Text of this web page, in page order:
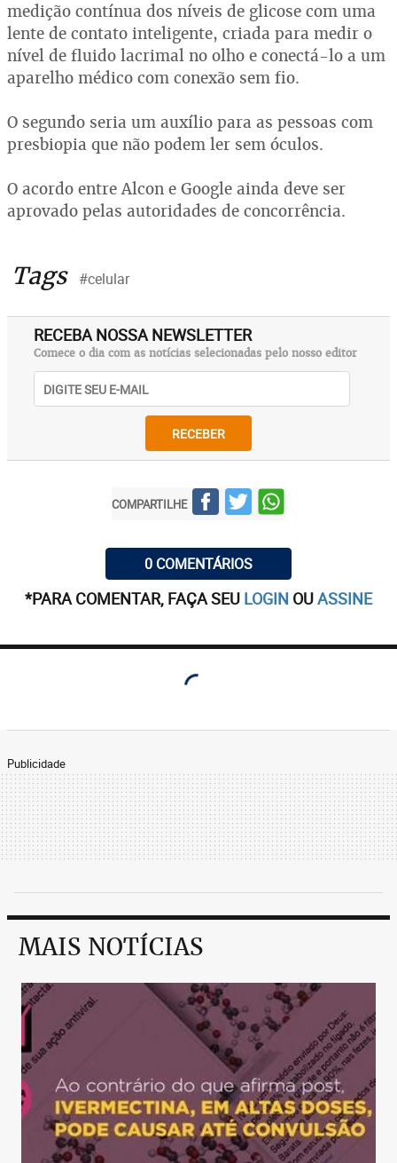
medição contínua dos níveis de glicose com uma
lente de contato inteligente, criada para medir o
nível de fluido lacrimal no olho e conectá-lo a um
aparelho médico com conexão sem fio.
O segundo seria um auxílio para as pessoas com
presbiopia que não podem ler sem óculos.
O acordo entre Alcon e Google ainda deve ser
aprovado pelas autoridades de concorrência.
Tags #celular
RECEBA NOSSA NEWSLETTER
Comece o dia com as notícias selecionadas pelo nosso editor
RECEBER
COMPARTILHE
0 COMENTÁRIOS
*PARA COMENTAR, FAÇA SEU LOGIN OUASSINE
Publicidade
MAIS NOTÍCIAS